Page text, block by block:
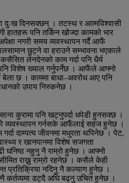
दुःख दिनसक्छन् । तटस्थ र आत्मविश्वासी
हातहरू पनि तर्किन खोज्दा कामको भार
नगरी समय व्यवस्थापन गर्दै आफैं
छुट्ने वा हराउने सम्भावना भएकाले
लेनदेनको काम गर्दा पनि धैर्य
पनि विशेष ख्याल गर्नुपर्नेछ । आफैंले आफ्नो
बेला छ । काममा बाधा–अवरोध आए पनि
उपाय निस्कनेछ ।
कुरामा पनि खट्नुपर्दा धपेडी हुनसक्छ ।
व्यवस्थापन गर्नसके आफैंलाई सहज हुनेछ ।
दाम्पत्य जीवनमा मधुरता थपिनेछ । पेट,
र खानपानमा विशेष सजगता
घनिष्ठ नहुनु नै राम्रो हुनेछ । आफ्नो
राख्नु राम्रो रहनेछ । कसैले केही
प्रतिक्रिया नदिनु नै कल्याण हुनेछ ।
कर्तव्यमा डट्दै अघि बढ्नु उचित हुनेछ ।